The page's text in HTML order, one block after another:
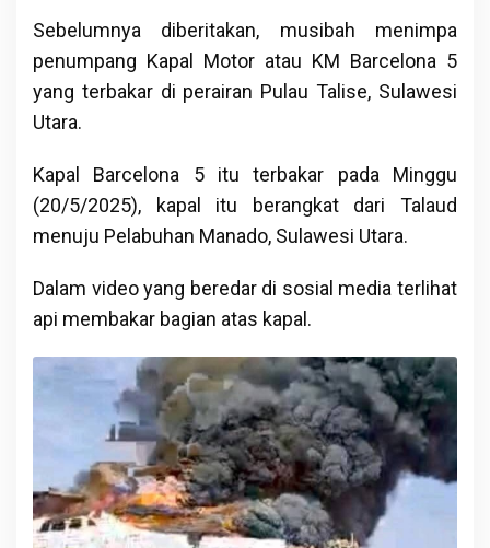
Sebelumnya diberitakan, musibah menimpa
penumpang Kapal Motor atau KM Barcelona 5
yang terbakar di perairan Pulau Talise, Sulawesi
Utara.
Kapal Barcelona 5 itu terbakar pada Minggu
(20/5/2025), kapal itu berangkat dari Talaud
menuju Pelabuhan Manado, Sulawesi Utara.
Dalam video yang beredar di sosial media terlihat
api membakar bagian atas kapal.